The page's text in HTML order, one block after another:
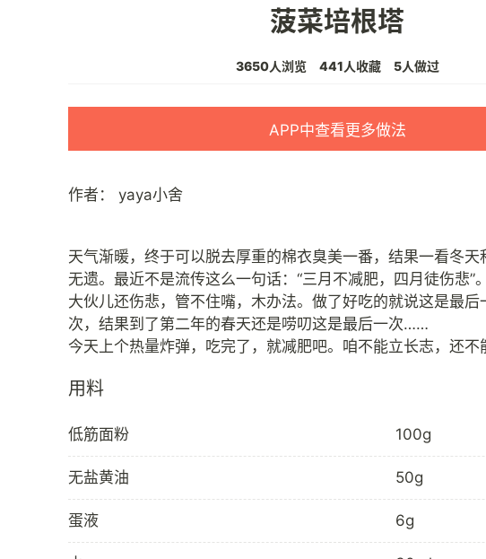
菠菜培根塔
3650人浏览 441人收藏 5人做过
APP中查看更多做法
作者： yaya小舍
天气渐暖，终于可以脱去厚重的棉衣臭美一番，结果一看冬天
无遗。最近不是流传这么一句话：“三月不减肥，四月徒伤悲”
大伙儿还伤悲，管不住嘴，木办法。做了好吃的就说这是最后
次，结果到了第二年的春天还是唠叨这是最后一次……
用料
低筋面粉 100g
无盐黄油 50g
蛋液 6g